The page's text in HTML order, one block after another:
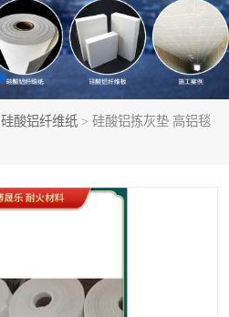
硅酸铝纤维纸 > 硅酸铝拣灰垫 高铝毯
高铝毯
硅酸铝折叠块
硅酸铝纤维毯
硅酸铝模块